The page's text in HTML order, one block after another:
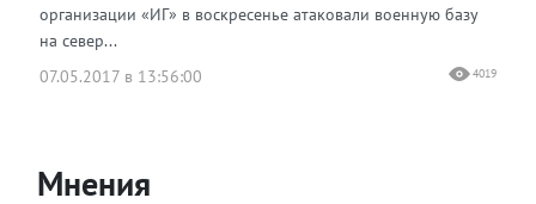
организации «ИГ» в воскресенье атаковали военную базу
на север...
07.05.2017 в 13:56:00
4019
Мнения